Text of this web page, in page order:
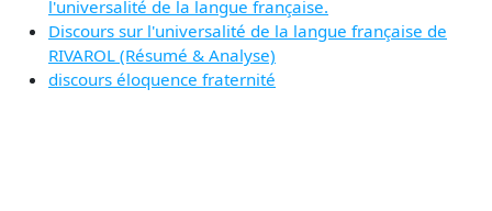
l'universalité de la langue française.
Discours sur l'universalité de la langue française de
RIVAROL (Résumé & Analyse)
discours éloquence fraternité